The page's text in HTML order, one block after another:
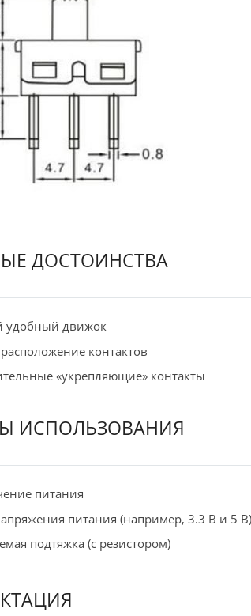
ДОСТОИНСТВА
удобный движок
контактов
«укрепляющие» контакты
ИСПОЛЬЗОВАНИЯ
питания
питания (например, 3.3 В и 5 В)
подтяжка (с резистором)